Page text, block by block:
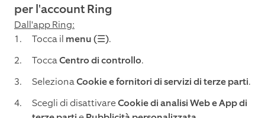
per l'account Ring
Dall'app Ring:
Tocca il menu (☰).
ToccaCentro di controllo.
SelezionaCookie e fornitori di servizi di terze parti.
Scegli di disattivareCookie di analisi Web e App di